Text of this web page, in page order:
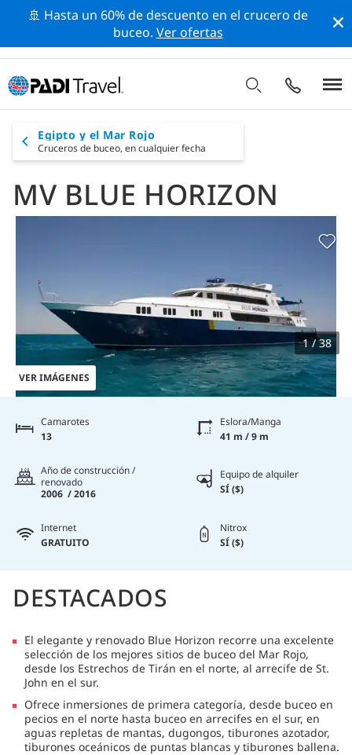
🚢 Hasta un 60% de descuento en el crucero de
buceo. Ver ofertas
Egipto y el Mar Rojo
Cruceros de buceo, en cualquier fecha
MV BLUE HORIZON
VER IMÁGENES
1 / 38
Camarotes
13
Eslora/Manga
41 m / 9 m
Año de construcción /
renovado
2006 / 2016
Equipo de alquiler
SÍ ($)
Internet
GRATUITO
Nitrox
SÍ ($)
DESTACADOS
El elegante y renovado Blue Horizon recorre una excelente
selección de los mejores sitios de buceo del Mar Rojo,
desde los Estrechos de Tirán en el norte, al arrecife de St.
John en el sur.
Ofrece inmersiones de primera categoría, desde buceo en
pecios en el norte hasta buceo en arrecifes en el sur, en
aguas repletas de mantas, dugongos, tiburones azotador,
tiburones oceánicos de puntas blancas y tiburones ballena.